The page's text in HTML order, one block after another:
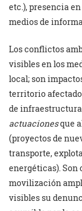
etc.), presencia
medios de
Los conflictos
visibles en los
local; son
territorio
de
actuacionesque
(proyectos de
transporte,
energéticas).
movilización
visibles su